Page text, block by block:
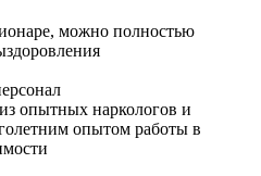
можно полностью
опытных наркологов и
опытом работы в